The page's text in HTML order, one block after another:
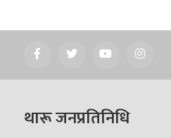
थारू जनप्रतिनिधि